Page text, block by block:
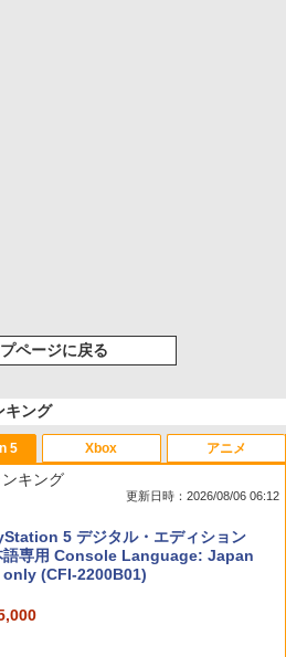
プページに戻る
キング
ラトゥーン レイダース|オンライン
ド版
5
キング
更新日時：2026/08/06 06:12
5 デジタル・エディション
語専用 Console Language: Japan
only (CFI-2200B01)
Xbox アニメ